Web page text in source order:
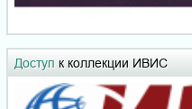
Доступ к коллекции ИВИС